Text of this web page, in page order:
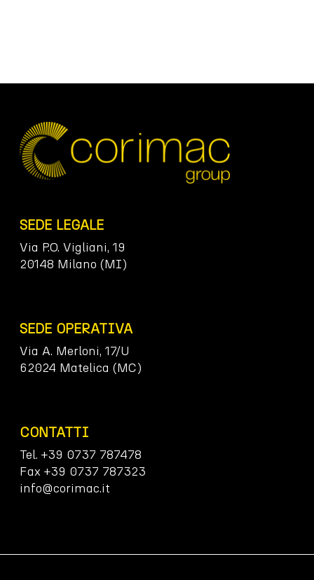
SEDE LEGALE
Via P.O. Vigliani, 19
20148 Milano (MI)
SEDE OPERATIVA
Via A. Merloni, 17/U
62024 Matelica (MC)
CONTATTI
Tel. +39 0737 787478
Fax +39 0737 787323
info@corimac.it